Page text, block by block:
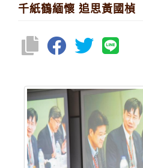
千紙鶴緬懷 追思黃國楨